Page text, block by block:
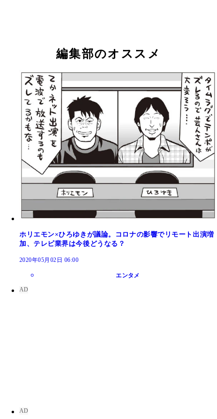
編集部のオススメ
ホリエモン×ひろゆきが議論。コロナの影響でリモート出演増
加、テレビ業界は今後どうなる？
2020年05月02日 06:00
エンタメ